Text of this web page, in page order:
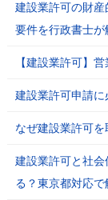
建設業許可の財
要件を行政書士が
【建設業許可】
建設業許可申請に
なぜ建設業許可
建設業許可と社
る？東京都対応で